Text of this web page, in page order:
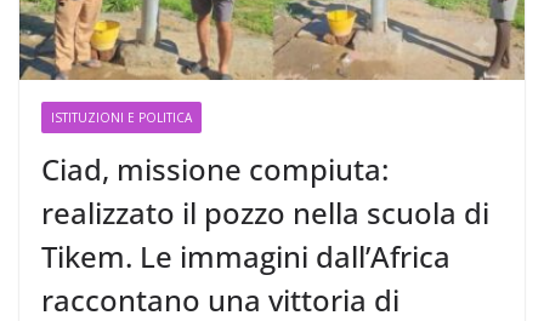
ISTITUZIONI E POLITICA
Ciad, missione compiuta:
realizzato il pozzo nella scuola di
Tikem. Le immagini dall’Africa
raccontano una vittoria di